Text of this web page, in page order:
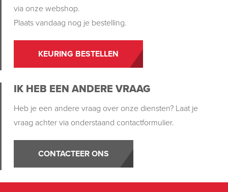
via onze webshop.
Plaats vandaag nog je bestelling.
KEURING BESTELLEN
IK HEB EEN ANDERE VRAAG
Heb je een andere vraag over onze diensten? Laat je
vraag achter via onderstaand contactformulier.
CONTACTEER ONS